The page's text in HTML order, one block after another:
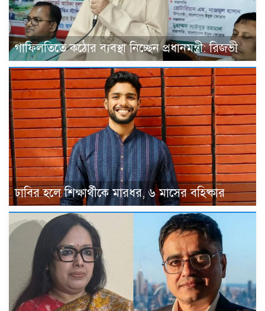
গাফিলতিতে কঠোর ব্যবস্থা নিচ্ছেন প্রধানমন্ত্রী: রিজভী
ঢাবির হলে শিক্ষার্থীকে মারধর, ৬ মাসের বহিষ্কার